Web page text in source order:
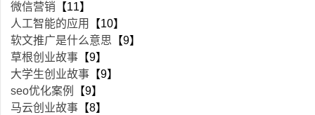
微信营销 【11】
人工智能的应用
【10】
软文推广是什么意思 【9】
草根创业故事 【9】
大学生创业故事 【9】
seo优化案例
【9】
马云创业故事 【8】